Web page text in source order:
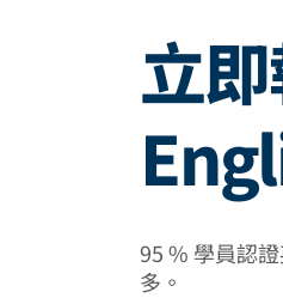
立
95 % 學員認
多。